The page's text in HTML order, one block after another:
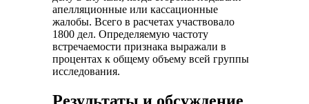
апелляционные или кассационные
жалобы. Всего в расчетах участвовало
1800 дел. Определяемую частоту
встречаемости признака выражали в
процентах к общему объему всей группы
исследования.
Результаты и обсуждение